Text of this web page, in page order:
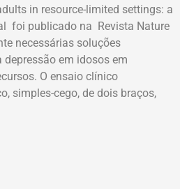
in resource-limited settings: a
foi publicado na Revista Nature
necessárias soluções
em idosos em
O ensaio clínico
simples-cego, de dois braços,